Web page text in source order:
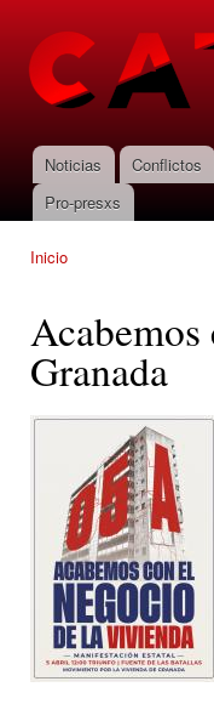
CNT-AIT
Granada
Menú principal
Noticias Conflictos
Pro-presxs
Inicio
Granada